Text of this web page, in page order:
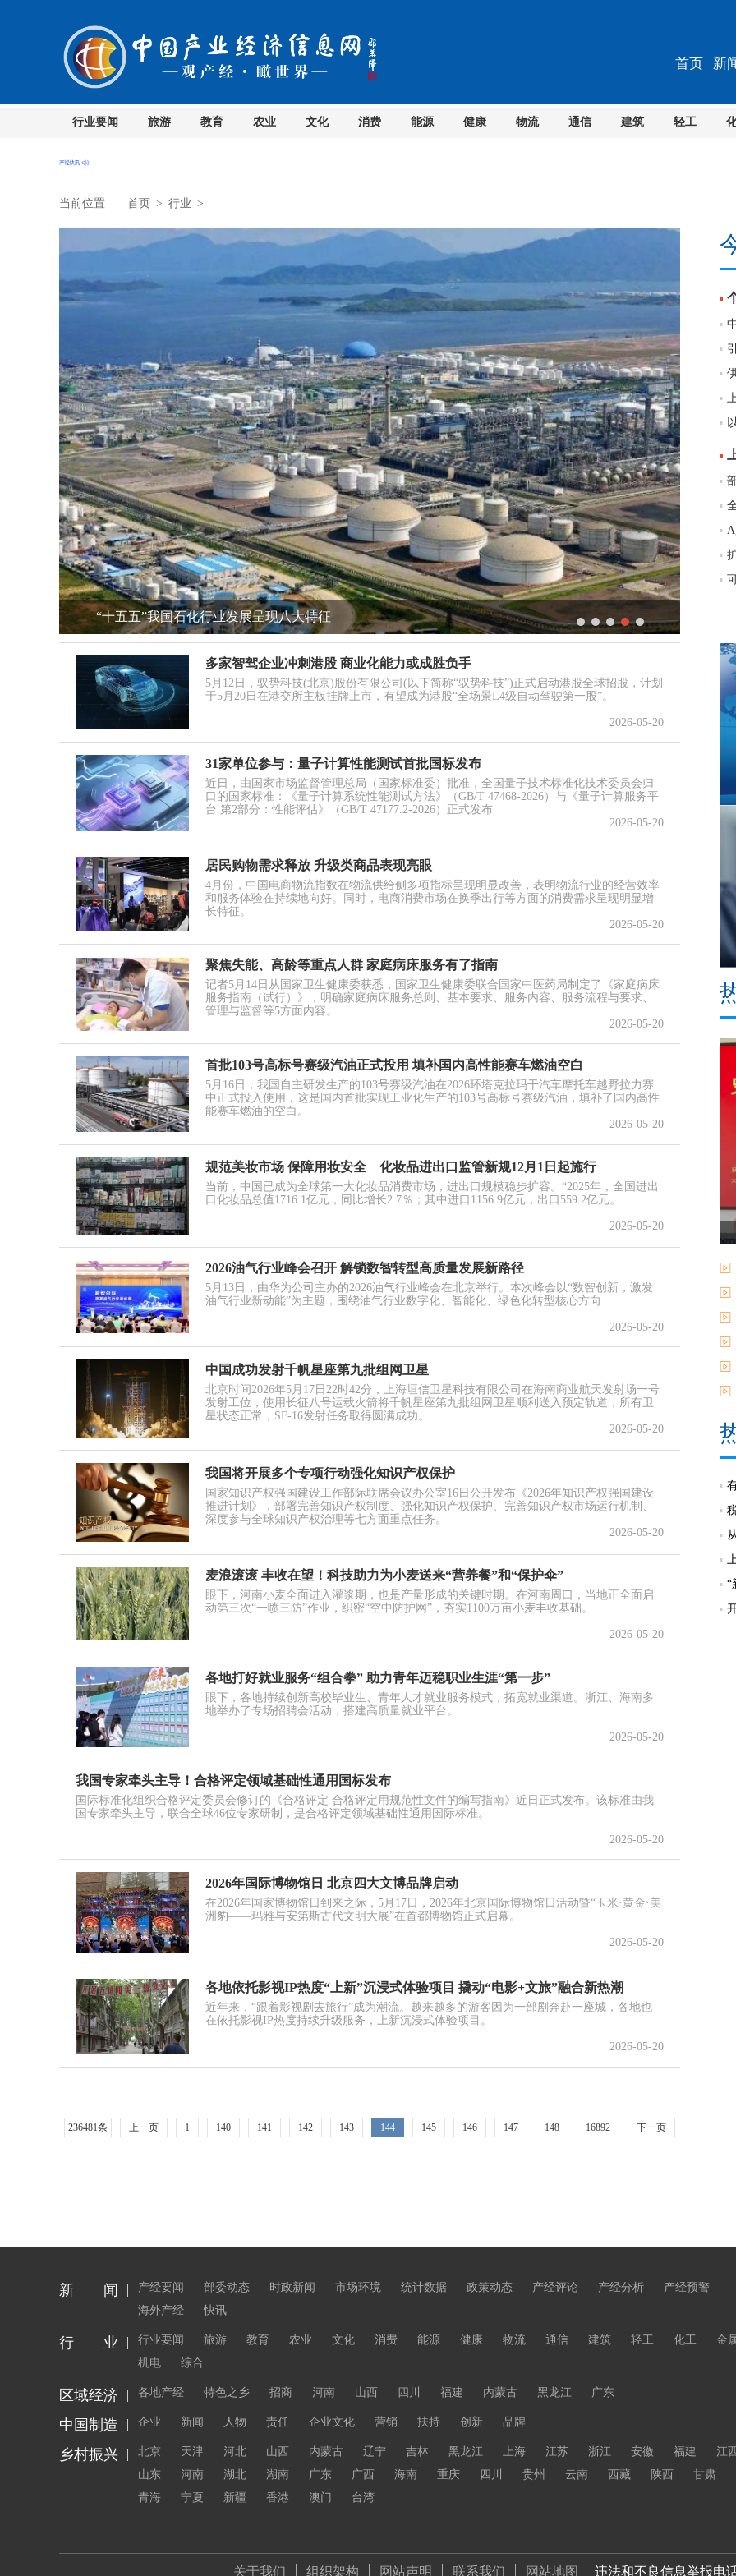
首页 新
行业要闻 旅游 教育 农业 文化 消费 能源 健康 物流 通信 建筑 轻工
当前位置 首页 > 行业 >
“十五五”我国石化行业发展呈现八大特征
我
多家智驾企业冲刺港股 商业化能力或成胜负手
5月12日，驭势科技(北京)股份有限公司(以下简称“驭势科技”)正式启动港股全球招股，计划
于5月20日在港交所主板挂牌上市，有望成为港股“全场景L4级自动驾驶第一股”。
2026-05-20
31家单位参与：量子计算性能测试首批国标发布
近日，由国家市场监督管理总局（国家标准委）批准，全国量子技术标准化技术委员会归
口的国家标准：《量子计算系统性能测试方法》（GB/T 47468-2026）与《量子计算服务平
台 第2部分：性能评估》（GB/T 47177.2-2026）正式发布
2026-05-20
居民购物需求释放 升级类商品表现亮眼
4月份，中国电商物流指数在物流供给侧多项指标呈现明显改善，表明物流行业的经营效率
和服务体验在持续地向好。同时，电商消费市场在换季出行等方面的消费需求呈现明显增
长特征。
2026-05-20
聚焦失能、高龄等重点人群 家庭病床服务有了指南
记者5月14日从国家卫生健康委获悉，国家卫生健康委联合国家中医药局制定了《家庭病床
服务指南（试行）》，明确家庭病床服务总则、基本要求、服务内容、服务流程与要求、
管理与监督等5方面内容。
2026-05-20
首批103号高标号赛级汽油正式投用 填补国内高性能赛车燃油空白
5月16日，我国自主研发生产的103号赛级汽油在2026环塔克拉玛干汽车摩托车越野拉力赛
中正式投入使用，这是国内首批实现工业化生产的103号高标号赛级汽油，填补了国内高性
能赛车燃油的空白。
2026-05-20
规范美妆市场 保障用妆安全 化妆品进出口监管新规12月1日起施行
当前，中国已成为全球第一大化妆品消费市场，进出口规模稳步扩容。“2025年，全国进出
口化妆品总值1716.1亿元，同比增长2.7％；其中进口1156.9亿元，出口559.2亿元。
2026-05-20
2026油气行业峰会召开 解锁数智转型高质量发展新路径
5月13日，由华为公司主办的2026油气行业峰会在北京举行。本次峰会以“数智创新，激发
油气行业新动能”为主题，围绕油气行业数字化、智能化、绿色化转型核心方向
2026-05-20
中国成功发射千帆星座第九批组网卫星
北京时间2026年5月17日22时42分，上海垣信卫星科技有限公司在海南商业航天发射场一号
发射工位，使用长征八号运载火箭将千帆星座第九批组网卫星顺利送入预定轨道，所有卫
星状态正常，SF-16发射任务取得圆满成功。
2026-05-20
我国将开展多个专项行动强化知识产权保护
国家知识产权强国建设工作部际联席会议办公室16日公开发布《2026年知识产权强国建设
推进计划》，部署完善知识产权制度、强化知识产权保护、完善知识产权市场运行机制、
深度参与全球知识产权治理等七方面重点任务。
2026-05-20
麦浪滚滚 丰收在望！科技助力为小麦送来“营养餐”和“保护伞”
眼下，河南小麦全面进入灌浆期，也是产量形成的关键时期。在河南周口，当地正全面启
动第三次“一喷三防”作业，织密“空中防护网”，夯实1100万亩小麦丰收基础。
2026-05-20
各地打好就业服务“组合拳” 助力青年迈稳职业生涯“第一步”
眼下，各地持续创新高校毕业生、青年人才就业服务模式，拓宽就业渠道。浙江、海南多
地举办了专场招聘会活动，搭建高质量就业平台。
2026-05-20
我国专家牵头主导！合格评定领域基础性通用国标发布
国际标准化组织合格评定委员会修订的《合格评定 合格评定用规范性文件的编写指南》近日正式发布。该标准由我
国专家牵头主导，联合全球46位专家研制，是合格评定领域基础性通用国际标准。
2026-05-20
2026年国际博物馆日 北京四大文博品牌启动
在2026年国家博物馆日到来之际，5月17日，2026年北京国际博物馆日活动暨“玉米·黄金·美
洲豹——玛雅与安第斯古代文明大展”在首都博物馆正式启幕。
2026-05-20
各地依托影视IP热度“上新”沉浸式体验项目 撬动“电影+文旅”融合新热潮
近年来，“跟着影视剧去旅行”成为潮流。越来越多的游客因为一部剧奔赴一座城，各地也
在依托影视IP热度持续升级服务，上新沉浸式体验项目。
2026-05-20
236481条 上一页 1 140 141 142 143 144 145 146 147 148 16892 下一页
“
新 闻 产经要闻 部委动态 时政新闻 市场环境 统计数据 政策动态 产经评论 产经分析
产经预警
海外产经
快讯
行 业 行业要闻 旅游 教育 农业 文化 消费 能源 健康 物流 通信 建筑 轻工 化工
金
机电
综合
区域经济 各地产经 特色之乡 招商 河南 山西 四川 福建 内蒙古 黑龙江 广东
中国制造 企业 新闻 人物 责任 企业文化 营销 扶持 创新 品牌
乡村振兴 北京 天津 河北 山西 内蒙古 辽宁 吉林 黑龙江 上海 江苏 浙江 安徽 福建
江
山东
河南 湖北 湖南 广东 广西 海南 重庆 四川 贵州 云南 西藏 陕西
甘肃
青海
宁夏 新疆 香港 澳门 台湾
关于我们 组织架构 网站声明 联系我们 网站地图 违法和不良信息举报电